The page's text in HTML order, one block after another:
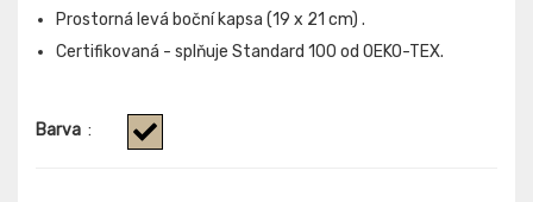
Prostorná levá boční kapsa (19 x 21 cm) .
Certifikovaná - splňuje Standard 100 od OEKO-TEX.
Barva :